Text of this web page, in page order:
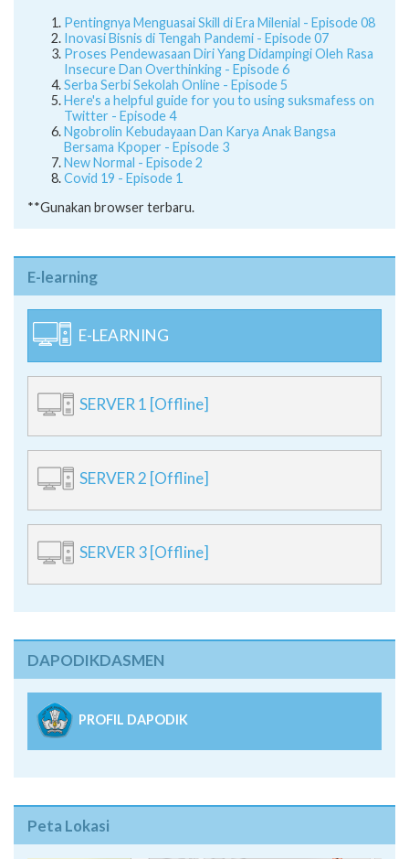
Pentingnya Menguasai Skill di Era Milenial - Episode 08
Inovasi Bisnis di Tengah Pandemi - Episode 07
Proses Pendewasaan Diri Yang Didampingi Oleh Rasa
Insecure Dan Overthinking - Episode 6
Serba Serbi Sekolah Online - Episode 5
Here's a helpful guide for you to using suksmafess on
Twitter - Episode 4
Ngobrolin Kebudayaan Dan Karya Anak Bangsa
Bersama Kpoper - Episode 3
New Normal - Episode 2
Covid 19 - Episode 1
**Gunakan browser terbaru.
E-learning
E-LEARNING
SERVER 1 [Offline]
SERVER 2 [Offline]
SERVER 3 [Offline]
DAPODIKDASMEN
PROFIL DAPODIK
Peta Lokasi